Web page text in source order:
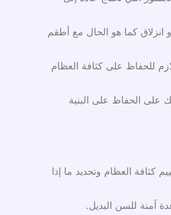
انزلاق كما هو الحال مع أطقم
للحفاظ على كثافة العظام
على الحفاظ على البنية
كثافة العظام وتحديد ما إذا
آمنة للسن البديل.